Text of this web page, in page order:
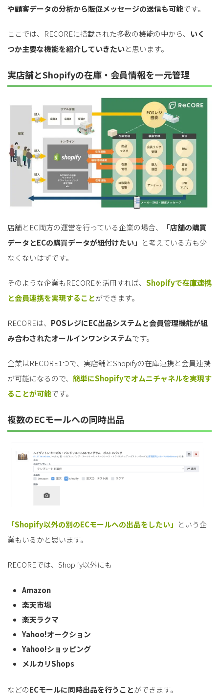
や顧客データの分析から販促メッセージの送信も可能です。
ここでは、RECOREに搭載された多数の機能の中から、 いく
つか主要な機能を紹介していきたいと思います。
実店舗とShopifyの在庫・会員情報を一元管理
店舗とEC両方の運営を行っている企業の場合、
「店舗の購買
データとECの購買データが紐付けたい」 と考えている方も少
なくないはずです。
そのような企業もRECOREを活用すれば、 Shopifyで在庫連携
と会員連携を実現することができます。
RECOREは、 POSレジにEC出品システムと会員管理機能が組
み合わされたオールインワンシステムです。
企業はRECORE1つで、実店舗とShopifyの在庫連携と会員連携
が可能になるので、 簡単にShopifyでオムニチャネルを実現す
ることが可能です。
複数のECモールへの同時出品
「Shopify以外の別のECモールへの出品をしたい」 という企
業もいるかと思います。
RECOREでは、Shopify以外にも
Amazon
楽天市場
楽天ラクマ
Yahoo!オークション
Yahoo!ショッピング
メルカリShops
などのECモールに同時出品を行うことができます。